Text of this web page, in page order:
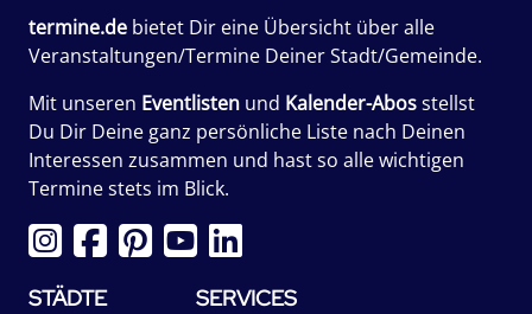
termine.de bietet Dir eine Übersicht über alle
Veranstaltungen/Termine Deiner Stadt/Gemeinde.
Mit unseren Eventlisten und Kalender-Abosstellst
Du Dir Deine ganz persönliche Liste nach Deinen
Interessen zusammen und hast so alle wichtigen
Termine stets im Blick.
STÄDTE SERVICES